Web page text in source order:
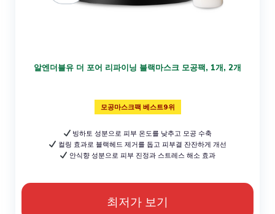
알엔더블유 더 포어 리파이닝 블랙마스크 모공팩, 1개, 2개
모공마스크팩 베스트9위
빙하토 성분으로 피부 온도를 낮추고 모공 수축
컬링 효과로 블랙헤드 제거를 돕고 피부결 잔잔하게 개선
안식향 성분으로 피부 진정과 스트레스 해소 효과
최저가 보기